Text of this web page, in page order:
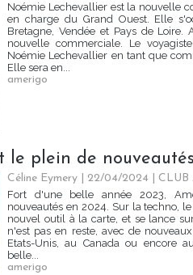
Noémie Lechevallier est la nouvelle
en charge du Grand Ouest. Elle
Bretagne, Vendée et Pays de Loire.
nouvelle commerciale. Le
Noémie Lechevallier en tant que
Elle sera en...
amerigo
le plein de
Céline Eymery | 22/04/2024
CLUB
Fort d'une belle année 2023,
nouveautés en 2024. Sur la techno,
nouvel outil à la carte, et se lance
n'est pas en reste, avec de
Etats-Unis, au Canada ou encore
belle...
amerigo